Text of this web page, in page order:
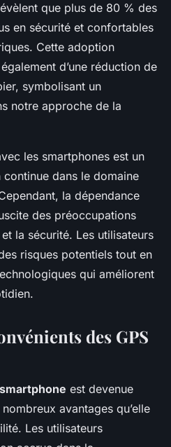
que plus de 80 % des
en sécurité et confortables
Cette adoption
d’une réduction de
symbolisant un
notre approche de la
les smartphones est un
dans le domaine
la dépendance
des préoccupations
la sécurité. Les utilisateurs
risques potentiels tout en
qui améliorent
des GPS
est devenue
avantages qu’elle
Les utilisateurs